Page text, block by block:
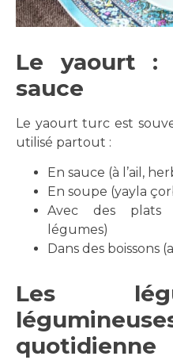
Le yaourt :
sauce
Le yaourt turc est
utilisé partout :
En sauce (à l’ail,
En soupe (yayla
Avec des plats
légumes)
Dans des boissons
Les
quotidienne